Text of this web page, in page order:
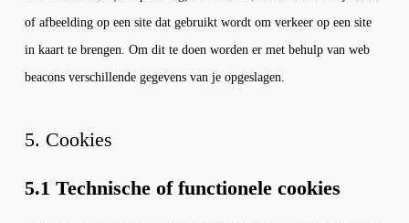
of afbeelding op een site dat gebruikt wordt om verkeer op een site
in kaart te brengen. Om dit te doen worden er met behulp van web
beacons verschillende gegevens van je opgeslagen.
5. Cookies
5.1 Technische of functionele cookies